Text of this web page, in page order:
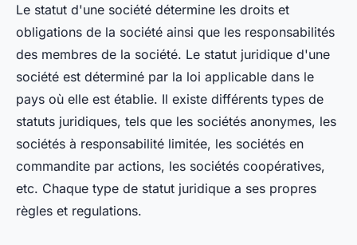
Le statut d'une société détermine les droits et
obligations de la société ainsi que les responsabilités
des membres de la société. Le statut juridique d'une
société est déterminé par la loi applicable dans le
pays où elle est établie. Il existe différents types de
statuts juridiques, tels que les sociétés anonymes, les
sociétés à responsabilité limitée, les sociétés en
commandite par actions, les sociétés coopératives,
etc. Chaque type de statut juridique a ses propres
règles et regulations.